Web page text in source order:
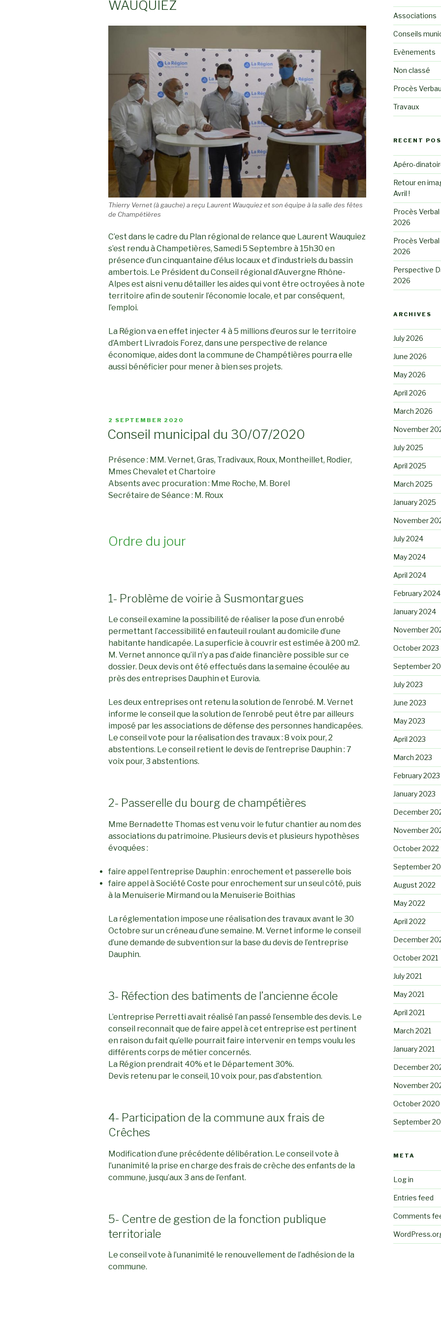
WAUQUIEZ
Thierry Vernet (à gauche) a reçu Laurent Wauquiez et son équipe à la salle des fêtes
de Champétières
C’est dans le cadre du Plan régional de relance que Laurent Wauquiez
s’est rendu à Champetières, Samedi 5 Septembre à 15h30 en
présence d’un cinquantaine d’élus locaux et d’industriels du bassin
ambertois. Le Président du Conseil régional d’Auvergne Rhône-
Alpes est aisni venu détailler les aides qui vont être octroyées à note
territoire afin de soutenir l’économie locale, et par conséquent,
l’emploi.
La Région va en effet injecter 4 à 5 millions d’euros sur le territoire
d’Ambert Livradois Forez, dans une perspective de relance
économique, aides dont la commune de Champétières pourra elle
aussi bénéficier pour mener à bien ses projets.
POSTED
2 SEPTEMBER 2020
Conseil municipal du 30/07/2020
Présence : MM. Vernet, Gras, Tradivaux, Roux, Montheillet, Rodier,
Mmes Chevalet et Chartoire
Absents avec procuration : Mme Roche, M. Borel
Secrétaire de Séance : M. Roux
Ordre du jour
1- Problème de voirie à Susmontargues
Le conseil examine la possibilité de réaliser la pose d’un enrobé
permettant l’accessibilité en fauteuil roulant au domicile d’une
habitante handicapée. La superficie à couvrir est estimée à 200 m2.
M. Vernet annonce qu’il n’y a pas d’aide financière possible sur ce
dossier. Deux devis ont été effectués dans la semaine écoulée au
près des entreprises Dauphin et Eurovia.
Les deux entreprises ont retenu la solution de l’enrobé. M. Vernet
informe le conseil que la solution de l’enrobé peut être par ailleurs
imposé par les associations de défense des personnes handicapées.
Le conseil vote pour la réalisation des travaux : 8 voix pour, 2
abstentions. Le conseil retient le devis de l’entreprise Dauphin : 7
voix pour, 3 abstentions.
2- Passerelle du bourg de champétières
Mme Bernadette Thomas est venu voir le futur chantier au nom des
associations du patrimoine. Plusieurs devis et plusieurs hypothèses
évoquées :
faire appel l’entreprise Dauphin : enrochement et passerelle bois
faire appel à Société Coste pour enrochement sur un seul côté, puis
à la Menuiserie Mirmand ou la Menuiserie Boithias
La réglementation impose une réalisation des travaux avant le 30
Octobre sur un créneau d’une semaine. M. Vernet informe le conseil
d’une demande de subvention sur la base du devis de l’entreprise
Dauphin.
3- Réfection des batiments de l’ancienne école
L’entreprise Perretti avait réalisé l’an passé l’ensemble des devis. Le
conseil reconnaît que de faire appel à cet entreprise est pertinent
en raison du fait qu’elle pourrait faire intervenir en temps voulu les
différents corps de métier concernés.
La Région prendrait 40% et le Département 30%.
Devis retenu par le conseil, 10 voix pour, pas d’abstention.
4- Participation de la commune aux frais de
Crêches
Modification d’une précédente délibération. Le conseil vote à
l’unanimité la prise en charge des frais de crèche des enfants de la
commune, jusqu’aux 3 ans de l’enfant.
5- Centre de gestion de la fonction publique
territoriale
Le conseil vote à l’unanimité le renouvellement de l’adhésion de la
commune.
Associations
Conseils
Evènements
Non classé
Procès
Travaux
RECENT
Apéro-
Retour en
Avril !
Procès Verbal
2026
Procès Verbal
2026
Perspective
2026
ARCHIVES
July 2026
June 2026
May 2026
April 2026
March 2026
November
July 2025
April 2025
March 2025
January 2025
November
July 2024
May 2024
April 2024
February 2024
January 2024
November
October 2023
September
July 2023
June 2023
May 2023
April 2023
March 2023
February 2023
January 2023
December
November
October 2022
September
August 2022
May 2022
April 2022
December
October 2021
July 2021
May 2021
April 2021
March 2021
January 2021
December
November
October 2020
September
META
Log in
Entries feed
Comments